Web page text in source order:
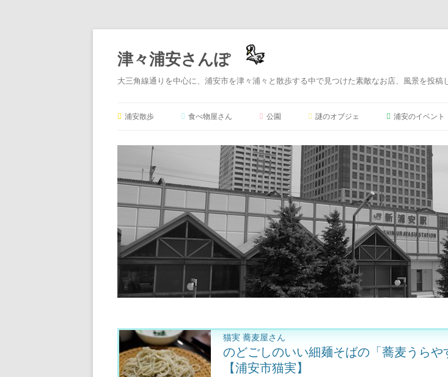
津々浦安さんぽ
大三角線通りを中心に、浦安市を津々浦々と散歩する中で見つけた素敵なお店、風景を投稿
ン
テ
へ
ス
キ
ッ
プ
浦安散歩 食べ物屋さん
定食屋さん
ラーメン屋さん
パン屋さん
ケーキ屋さん
とんかつ屋さん
蕎麦屋さん
カフェ
居酒屋さん
公園 謎のオブジェ 浦安のイベント
猫実 蕎麦屋さん
のどごしのいい細麺そばの「蕎麦うらや
【浦安市猫実】